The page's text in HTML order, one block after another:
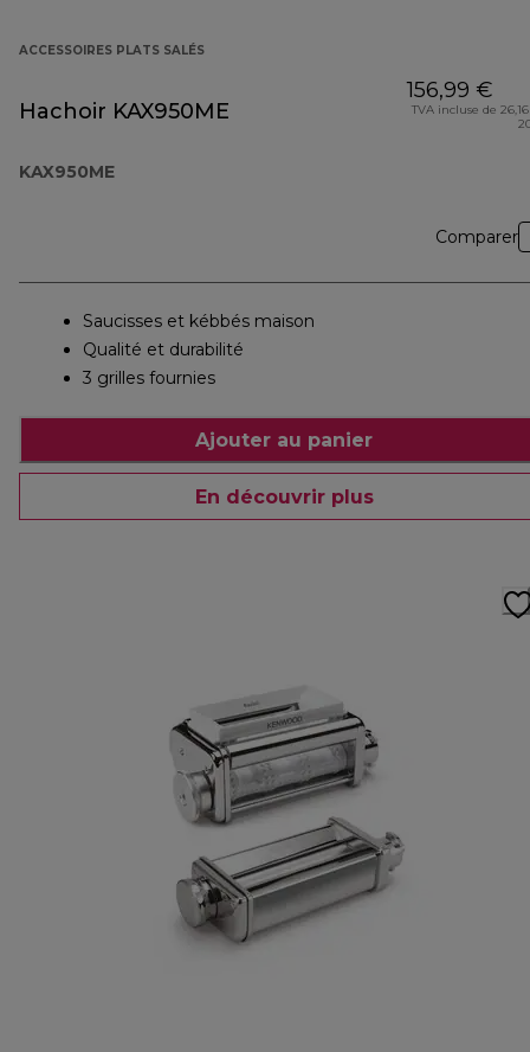
ACCESSOIRES PLATS SALÉS
Hachoir KAX950ME
KAX950ME
156,99 €
TVA incluse de
Comparer
Saucisses et kébbés maison
Qualité et durabilité
3 grilles fournies
Ajouter au panier
En découvrir plus